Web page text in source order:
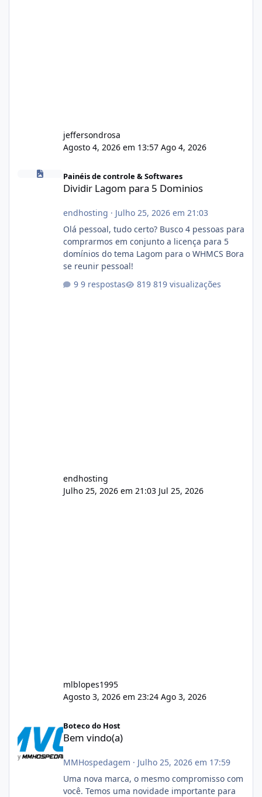
jeffersondrosa
Agosto 4, 2026 em 13:57 Ago 4, 2026
Painéis de controle & Softwares
Dividir Lagom para 5 Dominios
endhosting · Julho 25, 2026 em 21:03
Olá pessoal, tudo certo? Busco 4 pessoas para
comprarmos em conjunto a licença para 5
domínios do tema Lagom para o WHMCS Bora
se reunir pessoal!
9 respostas
819 visualizações
endhosting
Julho 25, 2026 em 21:03 Jul 25, 2026
mlblopes1995
Agosto 3, 2026 em 23:24 Ago 3, 2026
Boteco do Host
Bem vindo(a)
MMHospedagem · Julho 25, 2026 em 17:59
Uma nova marca, o mesmo compromisso com
você. Temos uma novidade importante para